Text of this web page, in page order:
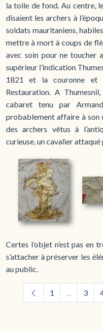
la toile de fond. Au centre,
disaient les archers à
soldats mauritaniens,
mettre à mort à coups de
avec soin pour ne toucher
supérieur l’indication
1821 et la couronne
Restauration. A
cabaret tenu par
probablement affaire à son
des archers vêtus à
curieuse, un cavalier attaqué
Certes l’objet n’est pas en
s’attacher à préserver les
au public.
1 ... 3